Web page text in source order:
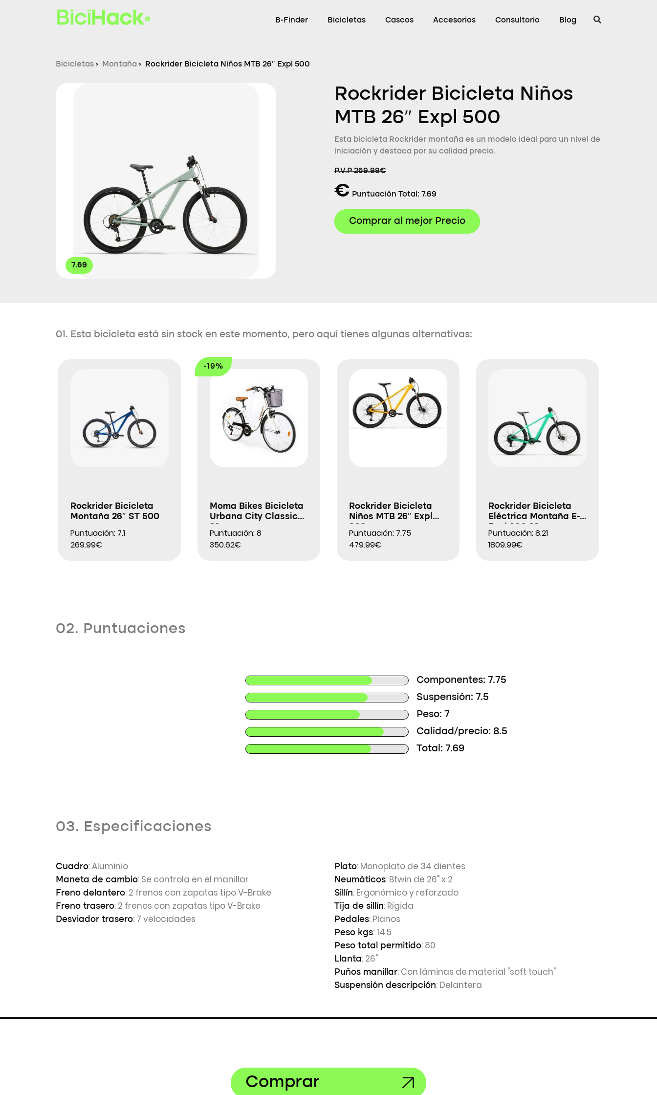
B-Finder Bicicletas Cascos Accesorios Consultorio Blog
Bicicletas › Montaña › Rockrider Bicicleta Niños MTB 26″ Expl 500
7.69
Rockrider Bicicleta Niños
MTB 26″ Expl 500
Esta bicicleta Rockrider montaña es un modelo ideal para un nivel de
iniciación y destaca por su calidad precio.
P.V.P 269.99€
€ Puntuación Total: 7.69
Comprar al mejor Precio
01. Esta bicicleta está sin stock en este momento, pero aquí tienes algunas alternativas:
Rockrider Bicicleta
Montaña 26″ ST 500
Puntuación: 7.1
269.99€
-19%
Moma Bikes Bicicleta
Urbana City Classic
Puntuación: 8
350.62€
Rockrider Bicicleta
Niños MTB 26″ Expl
Puntuación: 7.75
479.99€
Rockrider Bicicleta
Eléctrica Montaña E-
Puntuación: 8.21
1809.99€
02. Puntuaciones
Componentes: 7.75
Suspensión: 7.5
Peso: 7
Calidad/precio: 8.5
Total: 7.69
03. Especificaciones
Cuadro: Aluminio
Maneta de cambio: Se controla en el manillar
Freno delantero: 2 frenos con zapatas tipo V-Brake
Freno trasero: 2 frenos con zapatas tipo V-Brake
Desviador trasero: 7 velocidades
Plato: Monoplato de 34 dientes
Neumáticos: Btwin de 26" x 2
Sillín: Ergonómico y reforzado
Tija de sillín: Rígida
Pedales: Planos
Peso kgs: 14.5
Peso total permitido: 80
Llanta: 26"
Puños manillar: Con láminas de material "soft touch"
Suspensión descripción: Delantera
Comprar